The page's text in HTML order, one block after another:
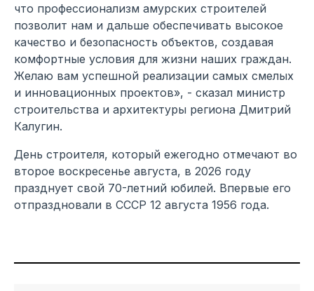
что профессионализм амурских строителей
позволит нам и дальше обеспечивать высокое
качество и безопасность объектов, создавая
комфортные условия для жизни наших граждан.
Желаю вам успешной реализации самых смелых
и инновационных проектов», - сказал министр
строительства и архитектуры региона Дмитрий
Калугин.
День строителя, который ежегодно отмечают во
второе воскресенье августа, в 2026 году
празднует свой 70-летний юбилей. Впервые его
отпраздновали в СССР 12 августа 1956 года.